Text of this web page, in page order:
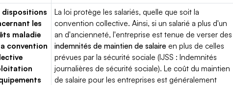
dispositions
les
maladie
convention
La loi protège les salariés, quelle que soit la
convention collective. Ainsi, si un salarié a plus d'un
an d'ancienneté, l'entreprise est tenue de verser des
indemnités de maintien de salaire en plus de celles
prévues par la sécurité sociale (IJSS : Indemnités
journalières de sécurité sociale). Le coût du maintien
de salaire pour les entreprises est généralement